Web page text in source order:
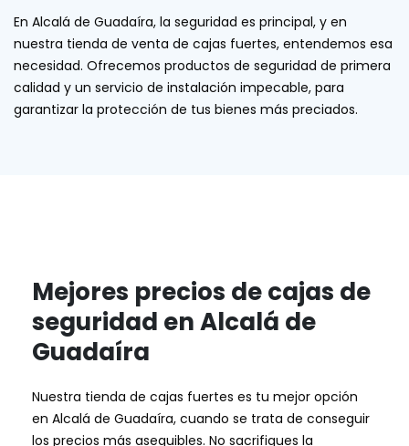
En Alcalá de Guadaíra, la seguridad es principal, y en
nuestra tienda de venta de cajas fuertes, entendemos esa
necesidad. Ofrecemos productos de seguridad de primera
calidad y un servicio de instalación impecable, para
garantizar la protección de tus bienes más preciados.
Mejores precios de cajas de
seguridad en Alcalá de
Guadaíra
Nuestra tienda de cajas fuertes es tu mejor opción
en Alcalá de Guadaíra, cuando se trata de conseguir
los precios más asequibles. No sacrifiques la